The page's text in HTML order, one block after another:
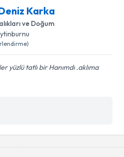
Karka
ve Doğum
yüzlü tatlı bir Hanımdı .aklıma